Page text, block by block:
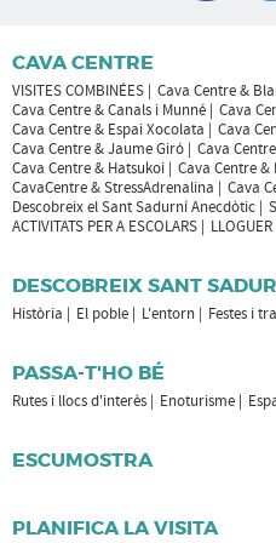
CAVA CENTRE
VISITES COMBINÉES
Cava Centre &
Cava Centre & Canals i Munné
Cava
Cava Centre & Espai Xocolata
Cava
Cava Centre & Jaume Giró
Cava
Cava Centre & Hatsukoi
Cava Centre &
CavaCentre & StressAdrenalina
Cava
Descobreix el Sant Sadurní Anecdòtic
ACTIVITATS PER A ESCOLARS
DESCOBREIX SANT
Història El poble L'entorn Festes i
PASSA-T'HO BÉ
Rutes i llocs d'interès Enoturisme
ESCUMOSTRA
PLANIFICA LA VISITA